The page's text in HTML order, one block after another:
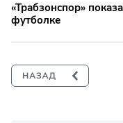
«Трабзонспор»
футболке